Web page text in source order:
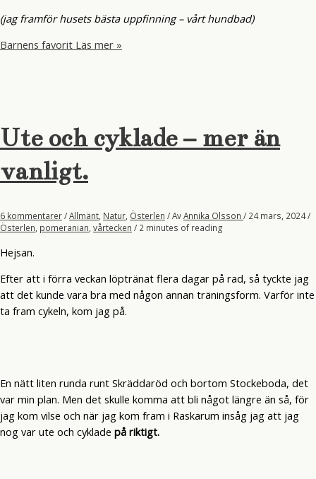
(jag framför husets bästa uppfinning – vårt hundbad)
Barnens favorit Läs mer »
Ute och cyklade – mer än
vanligt.
6 kommentarer/Allmänt, Natur, Österlen / AvAnnika Olsson / 24 mars, 2024/
Österlen, pomeranian, vårtecken / 2 minutes of reading
Hejsan.
Efter att i förra veckan löptränat flera dagar på rad, så tyckte jag
att det kunde vara bra med någon annan träningsform. Varför inte
ta fram cykeln, kom jag på.
En nätt liten runda runt Skräddaröd och bortom Stockeboda, det
var min plan. Men det skulle komma att bli något längre än så, för
jag kom vilse och när jag kom fram i Raskarum insåg jag att jag
nog var ute och cyklade på riktigt.